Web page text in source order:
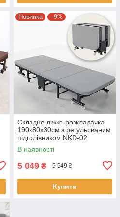
Новинка –9%
Складне ліжко-розкладачка
190х80х30см з регульованим
підголівником NKD-02
В наявності
5 049 ₴ 5 549 ₴
Купити